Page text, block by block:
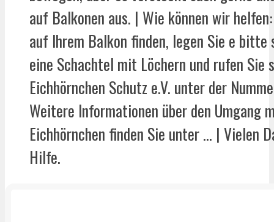
auf Balkonen aus. | Wie können wir
auf Ihrem Balkon finden, legen Sie e
eine Schachtel mit Löchern und rufen Sie
Eichhörnchen Schutz e.V. unter der
Weitere Informationen über den Umgang
Eichhörnchen finden Sie unter … | Vielen
Hilfe.